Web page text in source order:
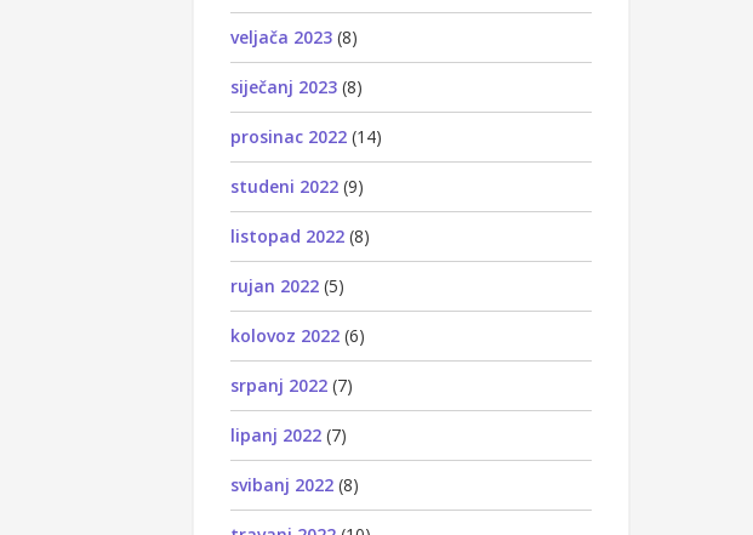
veljača 2023 (8)
siječanj 2023 (8)
prosinac 2022 (14)
studeni 2022 (9)
listopad 2022 (8)
rujan 2022 (5)
kolovoz 2022 (6)
srpanj 2022 (7)
lipanj 2022 (7)
svibanj 2022 (8)